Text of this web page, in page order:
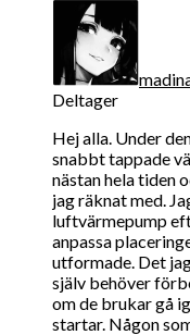
Deltager
Hej alla. Under
snabbt tappade
nästan hela tiden
jag räknat med.
luftvärmepump
anpassa
utformade. Det
själv behöver
om de brukar gå
startar. Någon